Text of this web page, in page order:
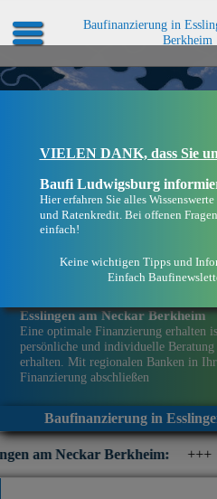
Baufinanzierung in
Berkheim
Esslingen am Neckar Berkheim
Eine optimale Finanzierung erhalten
persönliche und individuelle
erhalten. Mit regionalen Banken in
Finanzierung abschließen
Baufinanzierung in
Berkheim: +++ Interesse
VIELEN DANK, dass Sie
Baufi Ludwigsburg
Hier erfahren Sie alles
und Ratenkredit. Bei offenen
einfach!
Keine wichtigen Tipps und
Einfach